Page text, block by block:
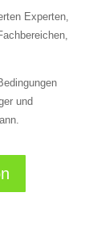
Experten,
und